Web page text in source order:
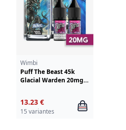
Wimbi
Puff The Beast 45k
Glacial Warden 20mg
13.23 €
15 variantes